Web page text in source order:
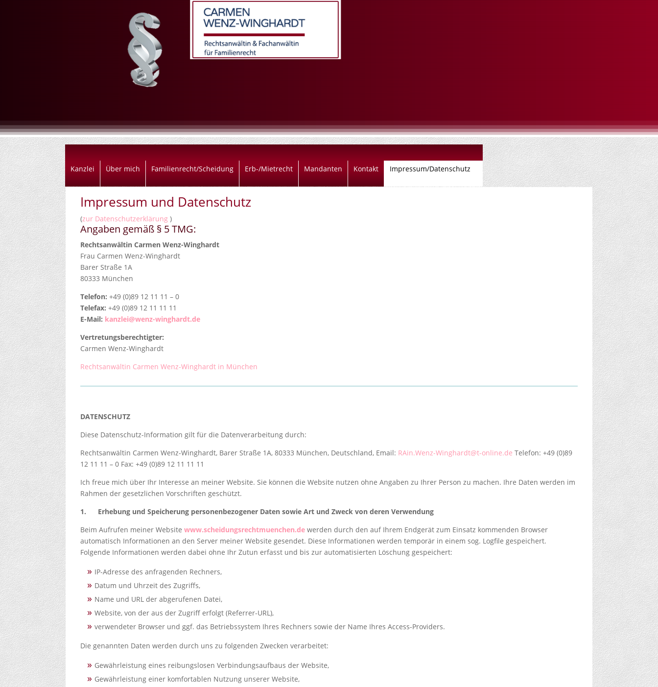
Kanzlei Über mich Familienrecht/Scheidung Erb-/Mietrecht Mandanten Kontakt Impressum/Datenschutz
Impressum und Datenschutz
(zur Datenschutzerklärung)
Angaben gemäß § 5 TMG:
Rechtsanwältin Carmen Wenz-Winghardt
Frau Carmen Wenz-Winghardt
Barer Straße 1A
80333 München
Telefon: +49 (0)89 12 11 11 – 0
Telefax: +49 (0)89 12 11 11 11
E-Mail: kanzlei@wenz-winghardt.de
Vertretungs­berechtigter:
Carmen Wenz-Winghardt
Rechtsanwältin Carmen Wenz-Winghardt in München
DATENSCHUTZ
Diese Datenschutz-Information gilt für die Datenverarbeitung durch:
Rechtsanwältin Carmen Wenz-Winghardt, Barer Straße 1A, 80333 München, Deutschland, Email: RAin.Wenz-Winghardt@t-online.de Telefon: +49 (0)89
12 11 11 – 0 Fax: +49 (0)89 12 11 11 11
Ich freue mich über Ihr Interesse an meiner Website. Sie können die Website nutzen ohne Angaben zu Ihrer Person zu machen. Ihre Daten werden im
Rahmen der gesetzlichen Vorschriften geschützt.
1. Erhebung und Speicherung personenbezogener Daten sowie Art und Zweck von deren Verwendung
Beim Aufrufen meiner Websitewww.scheidungsrechtmuenchen.de werden durch den auf Ihrem Endgerät zum Einsatz kommenden Browser
automatisch Informationen an den Server meiner Website gesendet. Diese Informationen werden temporär in einem sog. Logfile gespeichert.
Folgende Informationen werden dabei ohne Ihr Zutun erfasst und bis zur automatisierten Löschung gespeichert:
IP-Adresse des anfragenden Rechners,
Datum und Uhrzeit des Zugriffs,
Name und URL der abgerufenen Datei,
Website, von der aus der Zugriff erfolgt (Referrer-URL),
verwendeter Browser und ggf. das Betriebssystem Ihres Rechners sowie der Name Ihres Access-Providers.
Die genannten Daten werden durch uns zu folgenden Zwecken verarbeitet:
Gewährleistung eines reibungslosen Verbindungsaufbaus der Website,
Gewährleistung einer komfortablen Nutzung unserer Website,